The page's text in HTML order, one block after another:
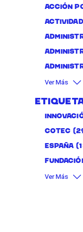
Acción
Ver Más
Cotec
España
Ver Más